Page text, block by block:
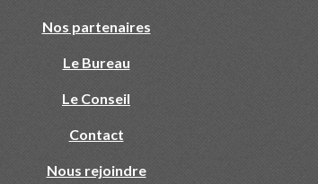
Nos partenaires
Le Bureau
Le Conseil
Contact
Nous rejoindre